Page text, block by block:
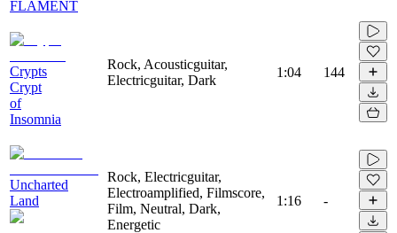
FLAMENT
Crypts
Crypt
of
Insomnia
Rock, Acousticguitar,
Electricguitar, Dark
1:04 144
Uncharted
Land
Rock, Electricguitar,
Electroamplified, Filmscore,
Film, Neutral, Dark,
Energetic
1:16 -